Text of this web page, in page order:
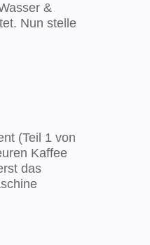
&
Nun stelle
(Teil 1 von
Kaffee
das